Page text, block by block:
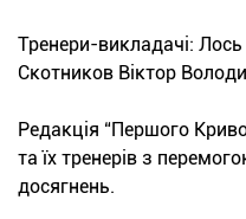
Тренери-викладачі:
Скотников Віктор
Редакція “Першого
та їх тренерів з
досягнень.